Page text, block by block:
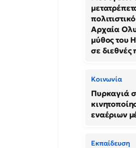
Αρχαία
μύθος του
σε διεθνές
Κοινωνία
Πυρκαγιά
εναέριων
Εκπαίδευση